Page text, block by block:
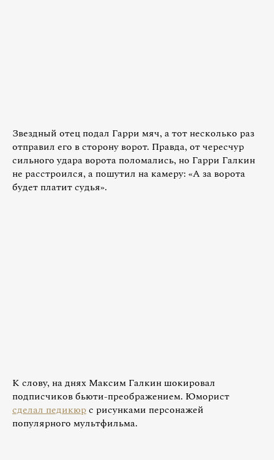
Звездный отец подал Гарри мяч, а тот несколько раз
отправил его в сторону ворот. Правда, от чересчур
сильного удара ворота поломались, но Гарри Галкин
не расстроился, а пошутил на камеру: «А за ворота
будет платит судья».
К слову, на днях Максим Галкин шокировал
подписчиков бьюти-преображением. Юморист
сделал педикюрс рисунками персонажей
популярного мультфильма.